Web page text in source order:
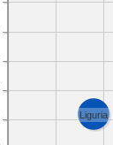
Liguria